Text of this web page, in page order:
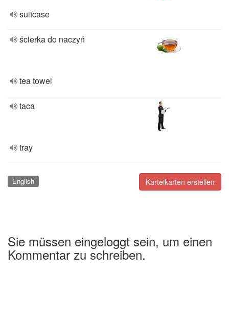
suitcase
ścierka do naczyń
tea towel
taca
tray
Karteikarten erstellen
English
Sie müssen eingeloggt sein, um einen
Kommentar zu schreiben.